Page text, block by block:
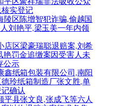
实登记
陵区陈增智犯诈骗,偷越国
刘艳平,梁玉美一年内领
店区梁豪瑞聪退赔案,刘希
艳罚金追缴案因受害人未
公示
鑫纸箱包装有限公司,南阳
玲纸箱制造厂张文胜,单
确认
平县张文良,张成飞等六人